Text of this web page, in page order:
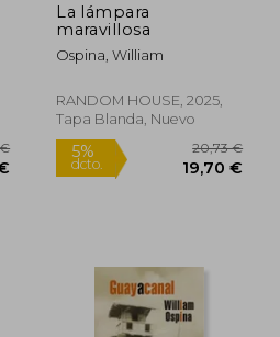
5%
dcto.
La lámpara
maravillosa
Ospina, William
RANDOM HOUSE, 2025,
Tapa Blanda, Nuevo